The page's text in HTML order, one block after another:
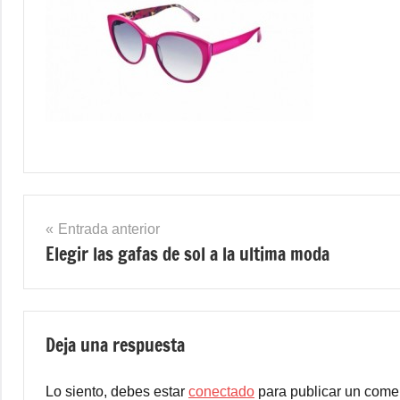
Navegación
de
entradas
Entrada anterior
Elegir las gafas de sol a la ultima moda
Deja una respuesta
Lo siento, debes estar conectado para publicar un